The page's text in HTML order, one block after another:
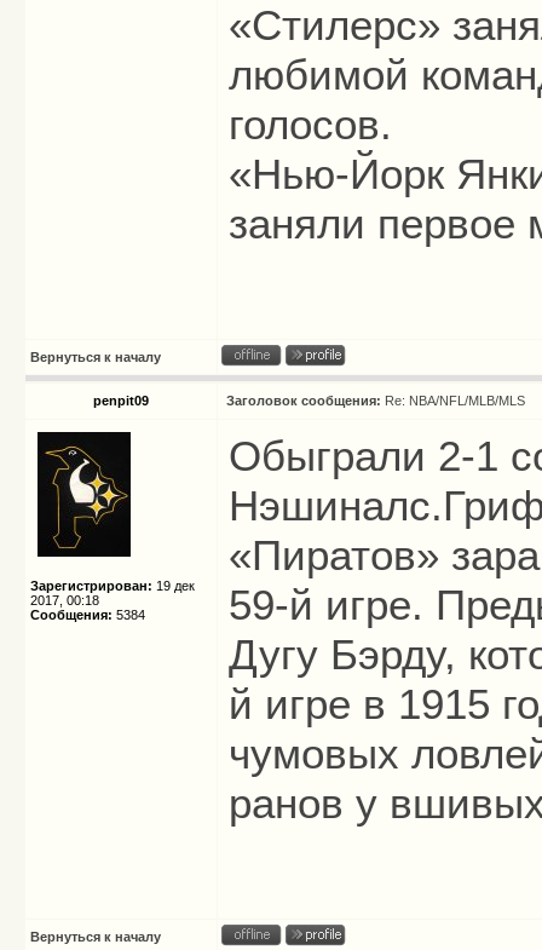
«Стилерс»
любимой
голосов.
«Нью-Йорк
заняли первое
Вернуться к началу
penpit09 Заголовок сообщения: Re: NBA/NFL/MLB/MLS
Зарегистрирован: 19 дек
2017, 00:18
Сообщения: 5384
Обыграли 2-1
«Пиратов»
59-й игре.
Дугу Бэрду,
й игре в 1915
чумовых
ранов у
Вернуться к началу